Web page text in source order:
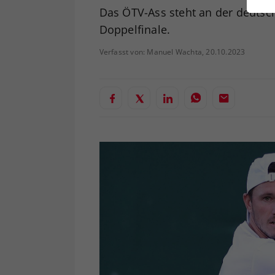
Das ÖTV-Ass steht an der
Doppelfinale.
Verfasst von: Manuel Wachta, 20.10.2023